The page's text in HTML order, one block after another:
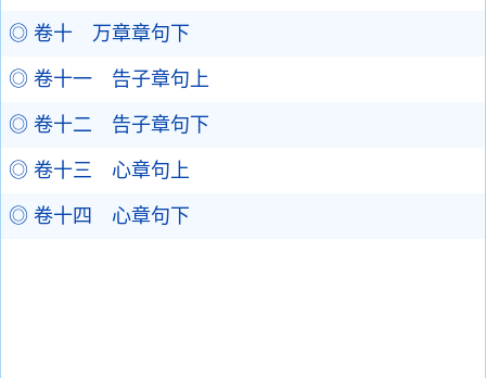
◎ 卷十 万章章句下
◎ 卷十一 告子章句上
◎ 卷十二 告子章句下
◎ 卷十三 心章句上
◎ 卷十四 心章句下